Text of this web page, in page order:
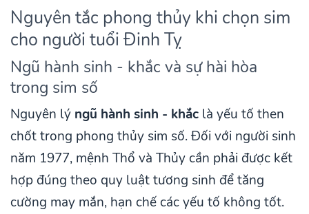
Nguyên tắc phong thủy khi chọn sim
cho người tuổi Đinh Tỵ
Ngũ hành sinh - khắc và sự hài hòa
trong sim số
Nguyên lý ngũ hành sinh - khắc là yếu tố then
chốt trong phong thủy sim số. Đối với người sinh
năm 1977, mệnh Thổ và Thủy cần phải được kết
hợp đúng theo quy luật tương sinh để tăng
cường may mắn, hạn chế các yếu tố không tốt.